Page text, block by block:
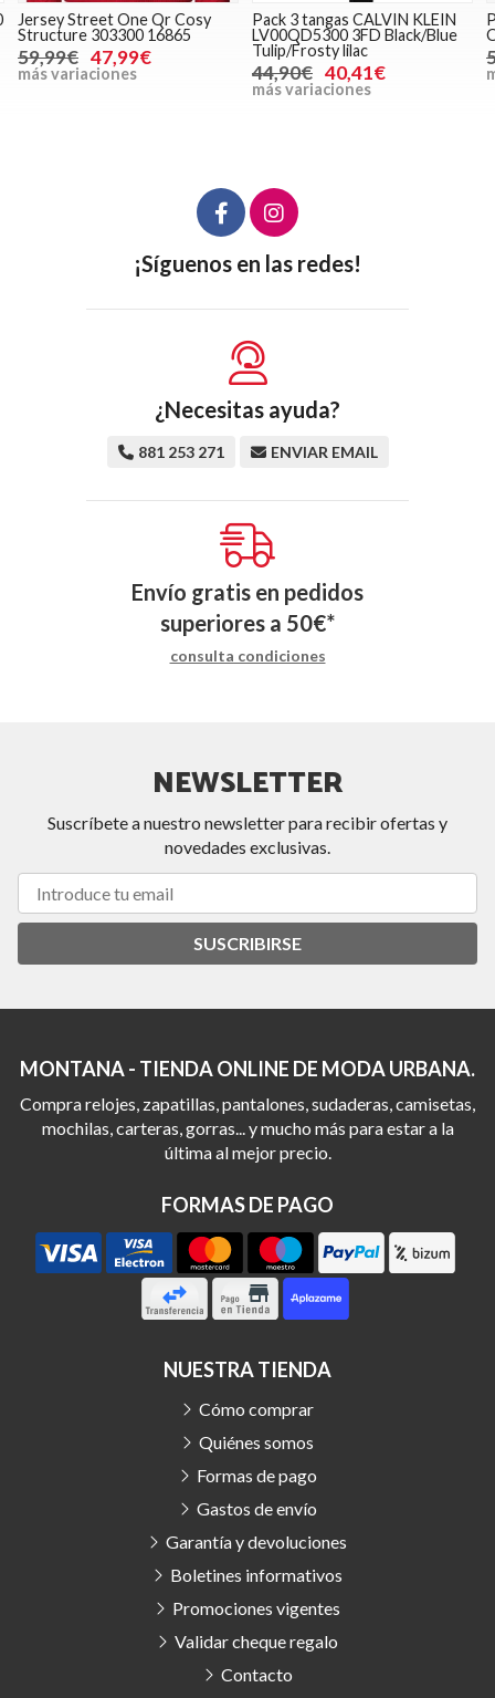
Pack 3 tangas CALVIN KLEIN
LV00QD5300 3FD Black/Blue
Tulip/Frosty lilac
44,90€ 40,41€
Pantalón vaquero STREET
ONE 379753 17428 blue black
59,99€ 47,99€
más variaciones
¡Síguenos en las redes!
¿Necesitas ayuda?
881 253 271 ENVIAR EMAIL
Envío gratis en pedidos
superiores a 50€*
consulta condiciones
NEWSLETTER
Suscríbete a nuestro newsletter para recibir ofertas y
novedades exclusivas.
SUSCRIBIRSE
MONTANA - TIENDA ONLINE DE MODA URBANA.
Compra relojes, zapatillas, pantalones, sudaderas, camisetas,
mochilas, carteras, gorras... y mucho más para estar a la
última al mejor precio.
FORMAS DE PAGO
NUESTRA TIENDA
Cómo comprar
Quiénes somos
Formas de pago
Gastos de envío
Garantía y devoluciones
Boletines informativos
Promociones vigentes
Validar cheque regalo
Contacto